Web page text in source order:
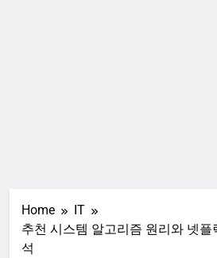
Home
IT
추천 시스템 알고리즘 원리와 넷
석